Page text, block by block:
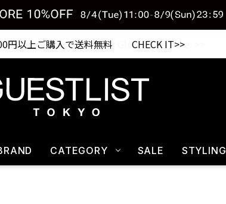
円以上ご購入で送料無料 CHECK IT>>
CATEGORY SALE STYLING